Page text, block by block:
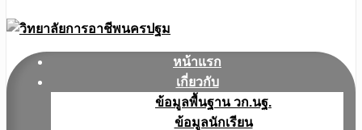
หน้าแรก
เกี่ยวกับ
ข้อมูลพื้นฐาน วก.นฐ.
ข้อมูลนักเรียน